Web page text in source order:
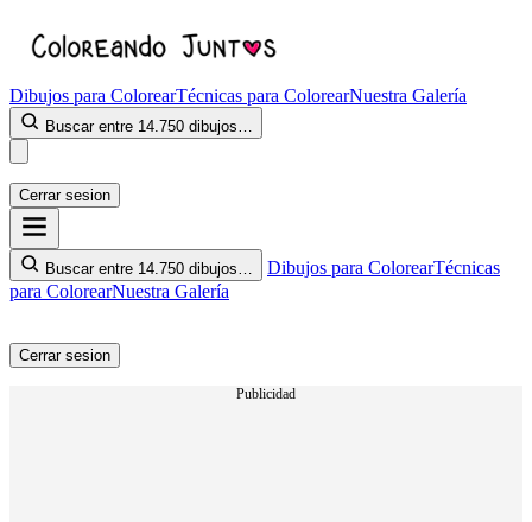
Dibujos para ColorearTécnicas para ColorearNuestra Galería
Buscar entre 14.750 dibujos…
Cerrar sesion
Buscar entre 14.750 dibujos… Dibujos para ColorearTécnicas
para ColorearNuestra Galería
Cerrar sesion
Publicidad